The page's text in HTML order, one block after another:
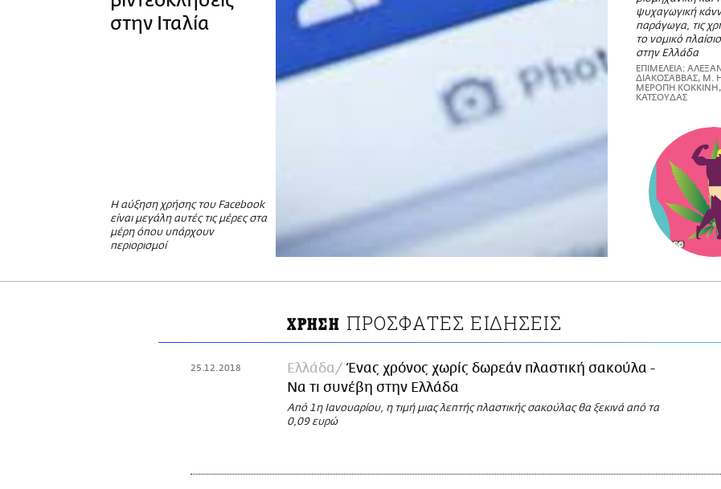
στην Ιταλία
Η αύξηση χρήσης του Facebook
είναι μεγάλη αυτές τις μέρες στα
μέρη όπου υπάρχουν
περιορισμοί
ψυχαγωγική
παράγωγα, τις
το νομικό
στην Ελλάδα
ΕΠΙΜΕΛΕΙΑ:
ΔΙΑΚΟΣΑΒΒΑΣ, M.
ΜΕΡΟΠΗ
ΚΑΤΣΟΥΔΑΣ
ΧΡΗΣΗ ΠΡΟΣΦΑΤΕΣ ΕΙΔΗΣΕΙΣ
25.12.2018 Ελλάδα
Ένας χρόνος χωρίς δωρεάν πλαστική σακούλα -
Να τι συνέβη στην Ελλάδα
Από 1η Ιανουαρίου, η τιμή μιας λεπτής πλαστικής σακούλας θα ξεκινά από τα
0,09 ευρώ